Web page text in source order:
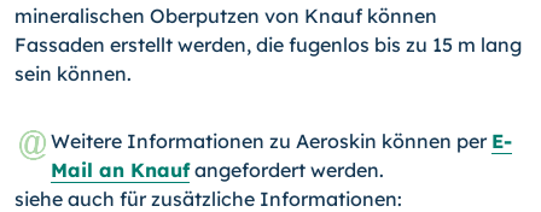
mineralischen Oberputzen von Knauf können
Fassaden erstellt werden, die fugenlos bis zu 15 m lang
sein können.
Weitere Informationen zu Aeroskin können per E-
Mail an Knaufangefordert werden.
siehe auch für zusätzliche Informationen: